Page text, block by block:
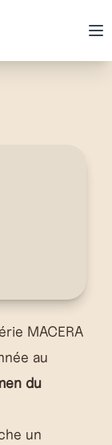
MACERA
au
du
un